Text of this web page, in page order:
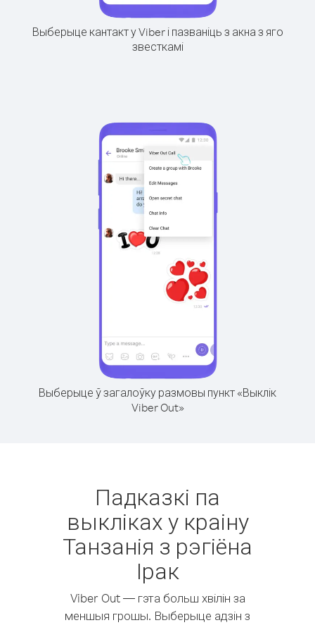
Выберыце кантакт у Viber і пазваніць з акна з яго
звесткамі
Выберыце ў загалоўку размовы пункт «Выклік
Viber Out»
Падказкі па
выкліках у краіну
Танзанія з рэгіёна
Ірак
Viber Out — гэта больш хвілін за
меншыя грошы. Выберыце адзін з